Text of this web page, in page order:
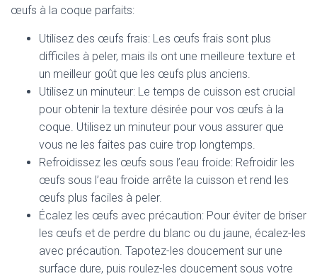
œufs à la coque parfaits:
Utilisez des œufs frais: Les œufs frais sont plus
difficiles à peler, mais ils ont une meilleure texture et
un meilleur goût que les œufs plus anciens.
Utilisez un minuteur: Le temps de cuisson est crucial
pour obtenir la texture désirée pour vos œufs à la
coque. Utilisez un minuteur pour vous assurer que
vous ne les faites pas cuire trop longtemps.
Refroidissez les œufs sous l’eau froide: Refroidir les
œufs sous l’eau froide arrête la cuisson et rend les
œufs plus faciles à peler.
Écalez les œufs avec précaution: Pour éviter de briser
les œufs et de perdre du blanc ou du jaune, écalez-les
avec précaution. Tapotez-les doucement sur une
surface dure, puis roulez-les doucement sous votre